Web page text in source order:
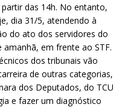
das 14h. No entanto,
dia 31/5, atendendo à
do ato dos servidores do
amanhã, em frente ao STF.
dos tribunais vão
de outras categorias,
dos Deputados, do TCU
e fazer um diagnóstico